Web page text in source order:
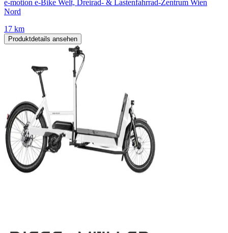
e-motion e-Bike Welt, Dreirad- & Lastenfahrrad-Zentrum Wien
Nord
17 km
Produktdetails ansehen